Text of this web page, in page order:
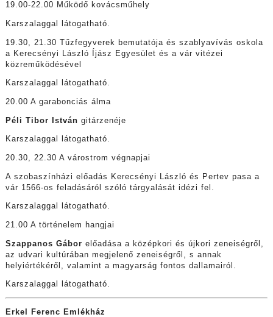
19.00-22.00 Működő kovácsműhely
Karszalaggal látogatható.
19.30, 21.30 Tűzfegyverek bemutatója és szablyavívás oskola
a Kerecsényi László Íjász Egyesület és a vár vitézei
közreműködésével
Karszalaggal látogatható.
20.00 A garabonciás álma
Péli Tibor István gitárzenéje
Karszalaggal látogatható.
20.30, 22.30 A várostrom végnapjai
A szobaszínházi előadás Kerecsényi László és Pertev pasa a
vár 1566-os feladásáról szóló tárgyalását idézi fel.
Karszalaggal látogatható.
21.00 A történelem hangjai
Szappanos Gábor előadása a középkori és újkori zeneiségről,
az udvari kultúrában megjelenő zeneiségről, s annak
helyiértékéről, valamint a magyarság fontos dallamairól.
Karszalaggal látogatható.
Erkel Ferenc Emlékház